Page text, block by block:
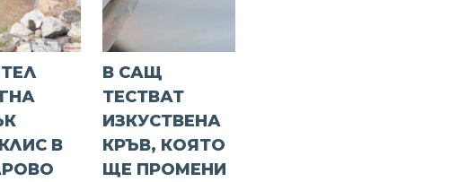
В
В САЩ
ТЕСТВАТ
ИЗКУСТВЕНА
КРЪВ, КОЯТО
ЩЕ ПРОМЕНИ